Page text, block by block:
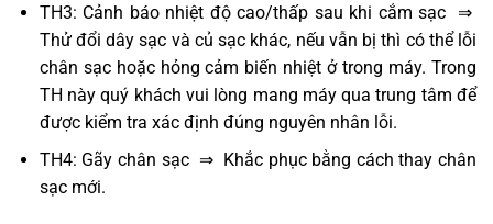
TH3: Cảnh báo nhiệt độ cao/thấp sau khi cắm sạc ⇒
Thử đổi dây sạc và củ sạc khác, nếu vẫn bị thì có thể lỗi
chân sạc hoặc hỏng cảm biến nhiệt ở trong máy. Trong
TH này quý khách vui lòng mang máy qua trung tâm để
được kiểm tra xác định đúng nguyên nhân lỗi.
TH4: Gãy chân sạc ⇒ Khắc phục bằng cách thay chân
sạc mới.